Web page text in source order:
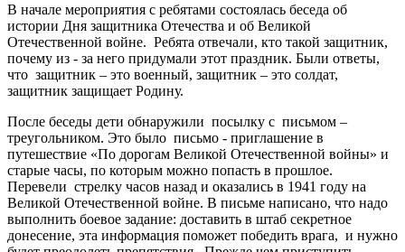
В начале мероприятия с ребятами состоялась беседа об
истории Дня защитника Отечества и об Великой
Отечественной войне. Ребята отвечали, кто такой защитник,
почему из - за него придумали этот праздник. Были ответы,
что защитник – это военный, защитник – это солдат,
защитник защищает Родину.
После беседы дети обнаружили посылку с письмом –
треугольником. Это было письмо - приглашение в
путешествие «По дорогам Великой Отечественной войны» и
старые часы, по которым можно попасть в прошлое.
Перевели стрелку часов назад и оказались в 1941 году на
Великой Отечественной войне. В письме написано, что надо
выполнить боевое задание: доставить в штаб секретное
донесение, эта информация поможет победить врага, и нужно